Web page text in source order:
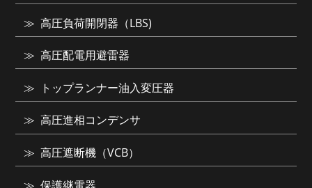
高圧負荷開閉器（LBS)
高圧配電用避雷器
トップランナー油入変圧器
高圧進相コンデンサ
高圧遮断機（VCB）